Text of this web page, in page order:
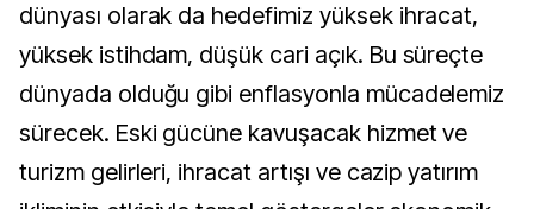
dünyası olarak da hedefimiz yüksek ihracat,
yüksek istihdam, düşük cari açık. Bu süreçte
dünyada olduğu gibi enflasyonla mücadelemiz
sürecek. Eski gücüne kavuşacak hizmet ve
turizm gelirleri, ihracat artışı ve cazip yatırım